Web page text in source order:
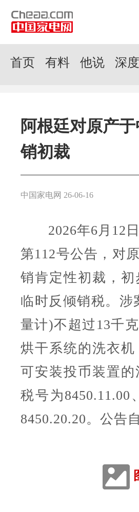
首页 有料 他说 深度
阿根廷对原产
销初裁
中国家电网 26-06-16
2026年6月12日
第112号公告，对
销肯定性初裁，
临时反倾销税。
量计)不超过13千
烘干系统的洗衣
可安装投币装置
税号为8450.11.00
8450.20.20。公告